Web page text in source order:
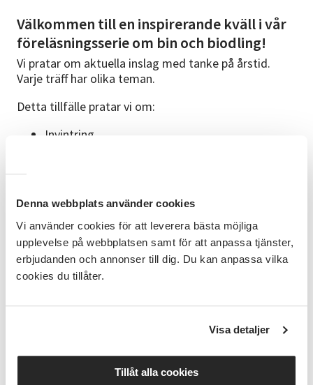
Denna webbplats använder cookies
Vi använder cookies för att leverera bästa möjliga
upplevelse på webbplatsen samt för att anpassa tjänster,
erbjudanden och annonser till dig. Du kan anpassa vilka
cookies du tillåter.
Visa detaljer
Tillåt alla cookies
Välkommen till en inspirerande kväll i vår
föreläsningsserie om bin och biodling!
Vi pratar om aktuella inslag med tanke på årstid.
Varje träff har olika teman.
Detta tillfälle pratar vi om:
Invintring
Du behöver inte själv ha bin idag – även du som är
Skriv upp kommande datum i kalendern:
24:e augusti - Vad är ljunghonung, lushonung
och "cementhonung"?
7:e september - Vad gav säsongen, utvärdering,
inget krav.